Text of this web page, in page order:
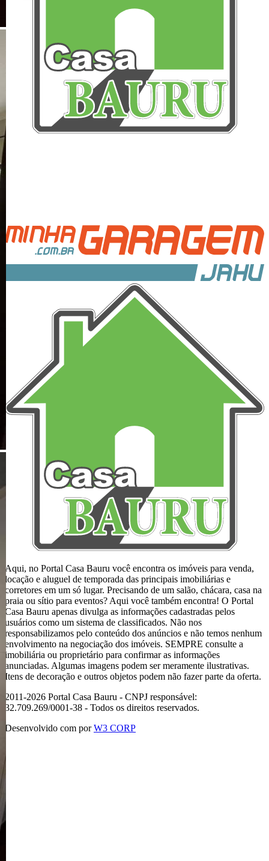
Aqui, no Portal Casa Bauru você encontra os imóveis para venda,
locação e aluguel de temporada das principais imobiliárias e
corretores em um só lugar. Precisando de um salão, chácara, casa na
praia ou sítio para eventos? Aqui você também encontra! O Portal
Casa Bauru apenas divulga as informações cadastradas pelos
usuários como um sistema de classificados. Não nos
responsabilizamos pelo conteúdo dos anúncios e não temos nenhum
envolvimento na negociação dos imóveis. SEMPRE consulte a
imobiliária ou proprietário para confirmar as informações
anunciadas. Algumas imagens podem ser meramente ilustrativas.
Itens de decoração e outros objetos podem não fazer parte da oferta.
2011-2026 Portal Casa Bauru - CNPJ responsável:
32.709.269/0001-38 - Todos os direitos reservados.
Desenvolvido com porW3 CORP